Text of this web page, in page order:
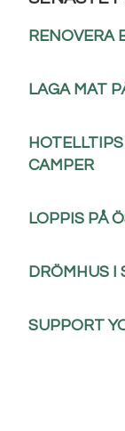
RENOVERA
LAGA MAT
CAMPER
LOPPIS PÅ
DRÖMHUS I
SUPPORT